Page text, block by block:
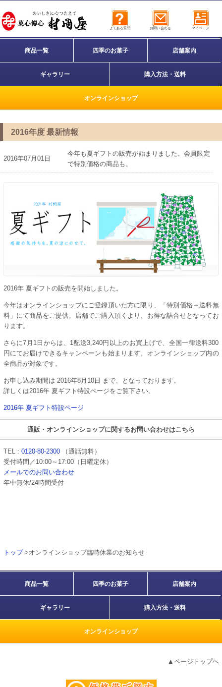
よくある質問 お問い合わせ マイページ
商品一覧 四季のお菓子 店舗案内
ギャラリー 購入方法・送料
オンラインショップ
2016年度 最新情報
2016年07月01日
今年も夏ギフトの販売が始まりました。会員限定
で特別価格の商品も。
2016年 夏ギフトの販売を開始しました。
今年はオンラインショップにご登録頂いた方に限り、「特別価格＋送料無
料」にて商品をご提供。店舗でご購入頂くより、お得な詰合せとなってお
ります。
さらに7月1日からは、1配送3,240円以上のお買上げで、全国一律送料300
円にてお届けできるキャンペーンも始まります。オンラインショップ内の
全商品が対象です。
お申し込み期間は 2016年8月10日 まで、となっております。
詳しくは2016年 夏ギフト特設ページをご覧下さい。
2016年 夏ギフト特設ページ
通販・オンラインショップに関するお問い合わせはこちら
TEL : 0120-80-2300（通話無料）
受付時間／10:00～17:00（日曜定休）
メールでのお問い合わせ
年中無休/24時間受付
トップ>オンラインショップ臨時休業のお知らせ
商品一覧 四季のお菓子 店舗案内
ギャラリー 購入方法・送料
オンラインショップ
▲ページトップへ